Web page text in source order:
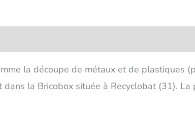
la découpe de métaux et de plastiques
la Bricobox située à Recyclobat (31). La